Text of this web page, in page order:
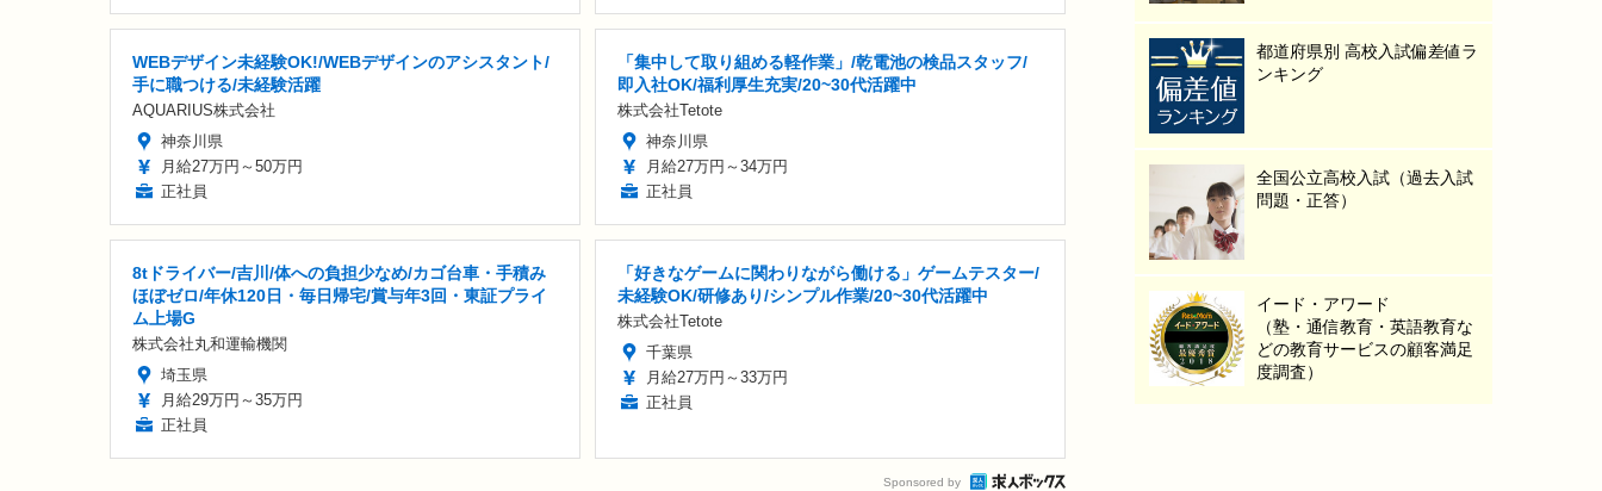
WEBデザイン未経験OK!/WEBデザインのアシスタント/
手に職つける/未経験活躍
AQUARIUS株式会社
神奈川県
月給27万円～50万円
正社員
「集中して取り組める軽作業」/乾電池の検品スタッフ/
即入社OK/福利厚生充実/20~30代活躍中
株式会社Tetote
神奈川県
月給27万円～34万円
正社員
8tドライバー/吉川/体への負担少なめ/カゴ台車・手積み
ほぼゼロ/年休120日・毎日帰宅/賞与年3回・東証プライ
ム上場G
株式会社丸和運輸機関
埼玉県
月給29万円～35万円
正社員
「好きなゲームに関わりながら働ける」ゲームテスター/
未経験OK/研修あり/シンプル作業/20~30代活躍中
株式会社Tetote
千葉県
月給27万円～33万円
正社員
Sponsored by
都道府県別 高校入試偏差値ラ
ンキング
全国公立高校入試（過去入試
問題・正答）
イード・アワード
（塾・通信教育・英語教育な
どの教育サービスの顧客満足
度調査）